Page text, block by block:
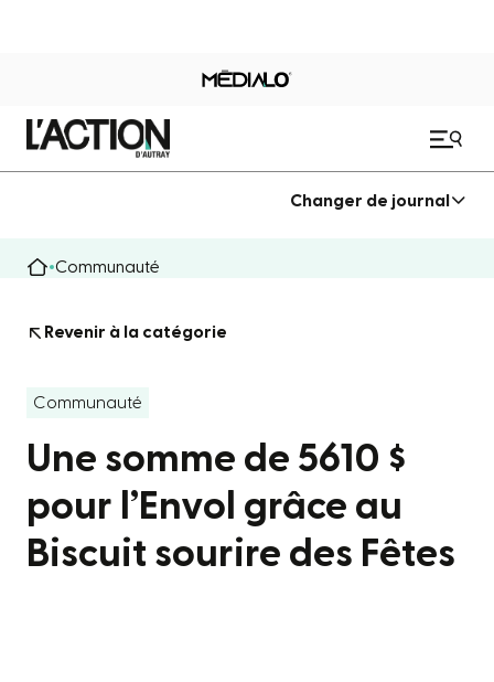
Changer de journal
Communauté
Revenir à la catégorie
Communauté
Une somme de 5610 $
pour l’Envol grâce au
Biscuit sourire des Fêtes